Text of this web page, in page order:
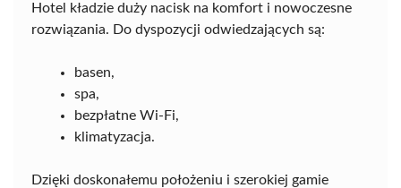
Hotel kładzie duży nacisk na komfort i nowoczesne
rozwiązania. Do dyspozycji odwiedzających są:
basen,
spa,
bezpłatne Wi-Fi,
klimatyzacja.
Dzięki doskonałemu położeniu i szerokiej gamie